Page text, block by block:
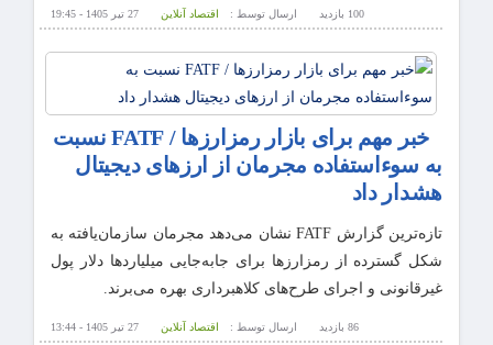
27 تیر 1405 - 19:45 ارسال توسط : اقتصاد آنلاین 100 بازدید
خبر مهم برای بازار رمزارزها / FATF نسبت
به سوءاستفاده مجرمان از ارزهای دیجیتال
هشدار داد
تازه‌ترین گزارش FATF نشان می‌دهد مجرمان سازمان‌یافته به
شکل گسترده از رمزارزها برای جابه‌جایی میلیاردها دلار پول
غیرقانونی و اجرای طرح‌های کلاهبرداری بهره می‌برند.
27 تیر 1405 - 13:44 ارسال توسط : اقتصاد آنلاین 86 بازدید